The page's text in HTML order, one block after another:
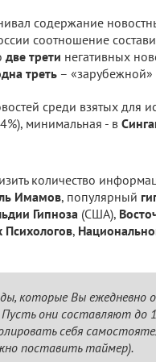
содержание
соотношение
две трети негативных
треть –
среди взятых для
минимальная - в
количество
Имамов, популярный
Гипноза (США),
Психологов,
которые Вы ежедневно
они составляют до
себя
поставить таймер).